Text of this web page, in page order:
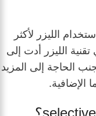
الليزر لأكثر
تقنية الليزر أدت إلى
الحاجة إلى المزيد
الإضافية.